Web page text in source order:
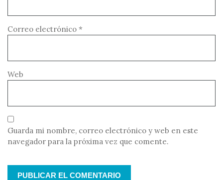
Correo electrónico *
Web
Guarda mi nombre, correo electrónico y web en este
navegador para la próxima vez que comente.